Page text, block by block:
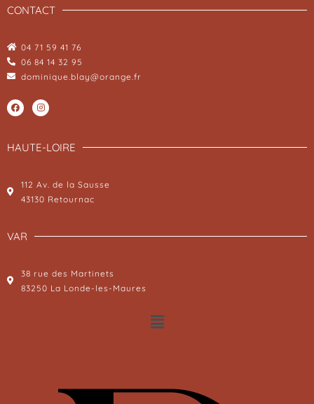
CONTACT
04 71 59 41 76
06 84 14 32 95
dominique.blay@orange.fr
HAUTE-LOIRE
112 Av. de la Sausse
43130 Retournac
VAR
38 rue des Martinets
83250 La Londe-les-Maures